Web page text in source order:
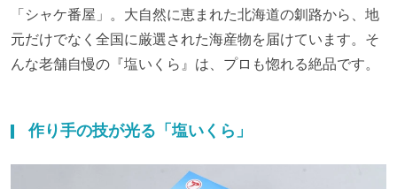
「シャケ番屋」。大自然に恵まれた北海道の釧路から、地
元だけでなく全国に厳選された海産物を届けています。そ
んな老舗自慢の『塩いくら』は、プロも惚れる絶品です。
作り手の技が光る「塩いくら」